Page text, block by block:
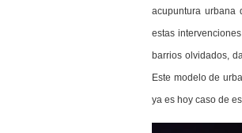
acupuntura urbana
estas
barrios olvidados,
Este modelo de
ya es hoy caso de